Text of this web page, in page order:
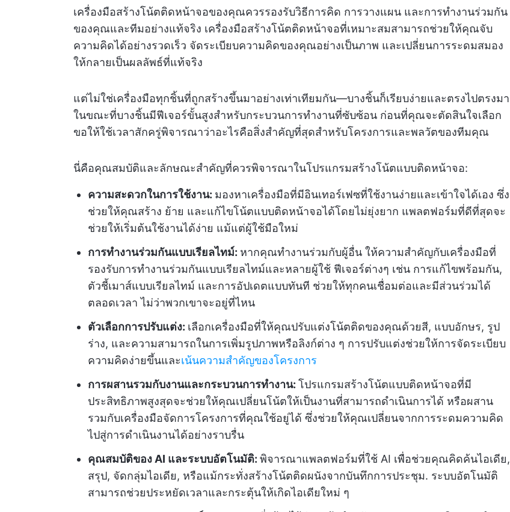
เครื่องมือสร้างโน้ตติดหน้าจอของคุณควรรองรับวิธีการคิด การวางแผน และการทำงานร่วมกัน
ของคุณและทีมอย่างแท้จริง เครื่องมือสร้างโน้ตติดหน้าจอที่เหมาะสมสามารถช่วยให้คุณจับ
ความคิดได้อย่างรวดเร็ว จัดระเบียบความคิดของคุณอย่างเป็นภาพ และเปลี่ยนการระดมสมอง
ให้กลายเป็นผลลัพธ์ที่แท้จริง
แต่ไม่ใช่เครื่องมือทุกชิ้นที่ถูกสร้างขึ้นมาอย่างเท่าเทียมกัน—บางชิ้นก็เรียบง่ายและตรงไปตรงมา
ในขณะที่บางชิ้นมีฟีเจอร์ขั้นสูงสำหรับกระบวนการทำงานที่ซับซ้อน ก่อนที่คุณจะตัดสินใจเลือก
ขอให้ใช้เวลาสักครู่พิจารณาว่าอะไรคือสิ่งสำคัญที่สุดสำหรับโครงการและพลวัตของทีมคุณ
นี่คือคุณสมบัติและลักษณะสำคัญที่ควรพิจารณาในโปรแกรมสร้างโน้ตแบบติดหน้าจอ:
ความสะดวกในการใช้งาน: มองหาเครื่องมือที่มีอินเทอร์เฟซที่ใช้งานง่ายและเข้าใจได้เอง ซึ่ง
ช่วยให้คุณสร้าง ย้าย และแก้ไขโน้ตแบบติดหน้าจอได้โดยไม่ยุ่งยาก แพลตฟอร์มที่ดีที่สุดจะ
ช่วยให้เริ่มต้นใช้งานได้ง่าย แม้แต่ผู้ใช้มือใหม่
การทำงานร่วมกันแบบเรียลไทม์: หากคุณทำงานร่วมกับผู้อื่น ให้ความสำคัญกับเครื่องมือที่
รองรับการทำงานร่วมกันแบบเรียลไทม์และหลายผู้ใช้ ฟีเจอร์ต่างๆ เช่น การแก้ไขพร้อมกัน,
ตัวชี้เมาส์แบบเรียลไทม์ และการอัปเดตแบบทันที ช่วยให้ทุกคนเชื่อมต่อและมีส่วนร่วมได้
ตลอดเวลา ไม่ว่าพวกเขาจะอยู่ที่ไหน
ตัวเลือกการปรับแต่ง: เลือกเครื่องมือที่ให้คุณปรับแต่งโน้ตติดของคุณด้วยสี, แบบอักษร, รูป
ร่าง, และความสามารถในการเพิ่มรูปภาพหรือลิงก์ต่าง ๆ การปรับแต่งช่วยให้การจัดระเบียบ
ความคิดง่ายขึ้นและเน้นความสำคัญของโครงการ
การผสานรวมกับงานและกระบวนการทำงาน: โปรแกรมสร้างโน้ตแบบติดหน้าจอที่มี
ประสิทธิภาพสูงสุดจะช่วยให้คุณเปลี่ยนโน้ตให้เป็นงานที่สามารถดำเนินการได้ หรือผสาน
รวมกับเครื่องมือจัดการโครงการที่คุณใช้อยู่ได้ ซึ่งช่วยให้คุณเปลี่ยนจากการระดมความคิด
ไปสู่การดำเนินงานได้อย่างราบรื่น
คุณสมบัติของ AI และระบบอัตโนมัติ: พิจารณาแพลตฟอร์มที่ใช้ AI เพื่อช่วยคุณคิดค้นไอเดีย,
สรุป, จัดกลุ่มไอเดีย, หรือแม้กระทั่งสร้างโน้ตติดผนังจากบันทึกการประชุม. ระบบอัตโนมัติ
สามารถช่วยประหยัดเวลาและกระตุ้นให้เกิดไอเดียใหม่ ๆ